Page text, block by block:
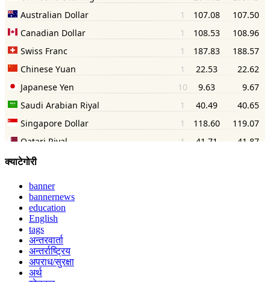
क्याटेगोरी
banner
bannernews
education
English
tags
अन्तरवार्ता
अन्तर्राष्ट्रिय
अपराध/सुरक्षा
अर्थ